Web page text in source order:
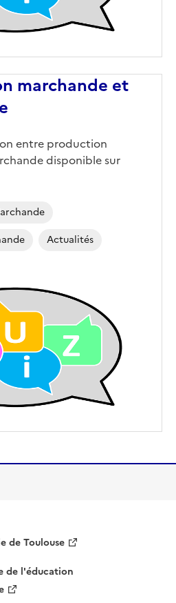
marchande et
entre production
disponible sur
Actualités
Non Marchande
de Toulouse
de l'éducation